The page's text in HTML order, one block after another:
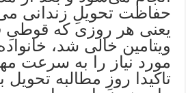
حفاظت تحویلِ زندانی
یعنی هر روزی که
ویتامین خالی شد، خانواده
مورد نیاز را به سرعت
تاکیدا روزِ مطالبه تحویل